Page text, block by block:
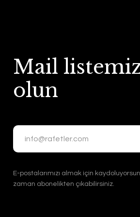
Mail
olun
E-postalarımızı almak için
zaman abonelikten çıkabilirsiniz.